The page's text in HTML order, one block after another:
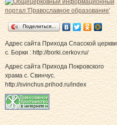
Поделиться…
Адрес сайта Прихода Спасской церкви
с. Борки : http://borki.cerkov.ru/
Адрес сайта Прихода Покровского
храма с. Свинчус.
http://svinchus.prihod.ru/index